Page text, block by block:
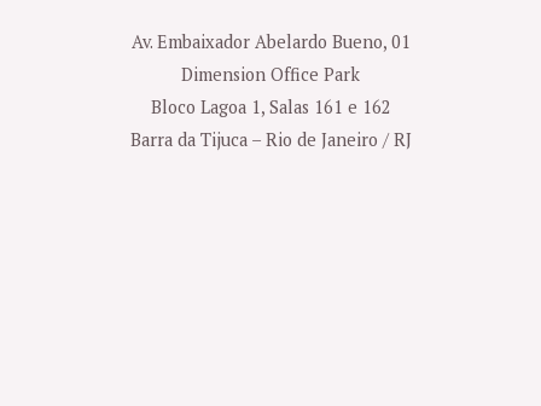
Av. Embaixador Abelardo Bueno, 01
Dimension Office Park
Bloco Lagoa 1, Salas 161 e 162
Barra da Tijuca – Rio de Janeiro / RJ